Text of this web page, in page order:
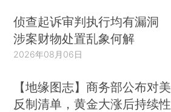
侦查起诉审判执行均有漏洞
涉案财物处置乱象何解
2026年08月06日
【地缘图志】商务部公布对美
反制清单，黄金大涨后持续性